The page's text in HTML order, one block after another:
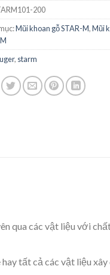
200
Mũi khoan gỗ STAR-M,Mũi
, starm
qua các vật liệu với
tất cả các vật liệu